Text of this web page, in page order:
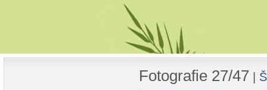
Fotografie 27/47 |